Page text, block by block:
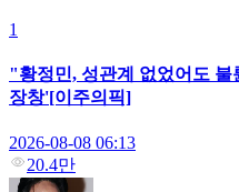
1
"황정민, 성관계 없었어도
장창'[이주의픽]
2026-08-08 06:13
20.4만